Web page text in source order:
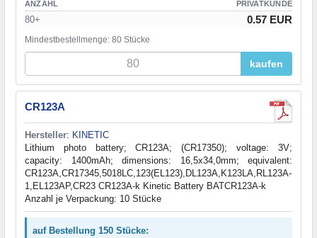
ANZAHL PRIVATKUNDE
80+ 0.57 EUR
Mindestbestellmenge: 80 Stücke
kaufen
CR123A
Hersteller: KINETIC
Lithium photo battery; CR123A; (CR17350); voltage: 3V;
capacity: 1400mAh; dimensions: 16,5x34,0mm; equivalent:
CR123A,CR17345,5018LC,123(EL123),DL123A,K123LA,RL123A-
1,EL123AP,CR23 CR123A-k Kinetic Battery BATCR123A-k
Anzahl je Verpackung: 10 Stücke
auf Bestellung 150 Stücke: